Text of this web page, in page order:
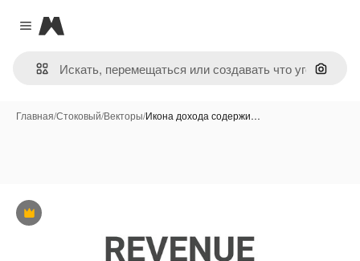
Close menu
Magnific
Поиск
Главная/Стоковый/Векторы/Икона дохода содержи…
Премиум